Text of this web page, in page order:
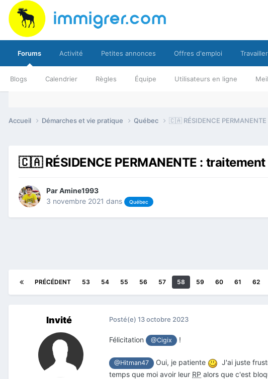
Forums
Blogs Calendrier Règles Équipe Utilisateurs en ligne
Activité Petites annonces Offres d'emploi Travailler
Accueil Démarches et vie pratique Québec 🇨🇦 RÉSIDENCE
🇨🇦 RÉSIDENCE PERMANENTE :
ParAmine1993
3 novembre 2021 dans Québec
PRÉCÉDENT 53 54 55 56 57 58 59 60 61 62
Invité Posté(e) 13 octobre 2023
Félicitation @Cigix !
@Hitman47 Oui, je patiente
J'ai juste
temps que moi avoir leur RP alors que c'est